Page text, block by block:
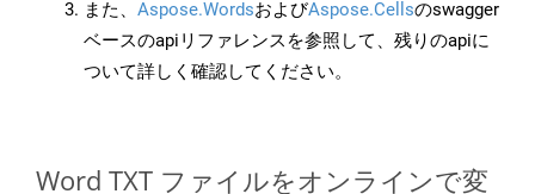
また、 Aspose.WordsおよびAspose.Cellsのswagger
ベースのapiリファレンスを参照して、残りのapiに
ついて詳しく確認してください。
Word TXT ファイルをオンラインで変